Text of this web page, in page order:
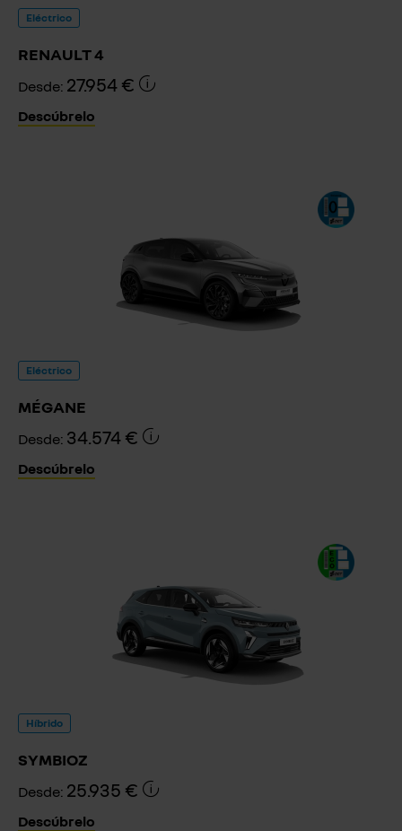
Eléctrico
RENAULT 4
Desde: 27.954 €
Descúbrelo
Eléctrico
MÉGANE
Desde: 34.574 €
Descúbrelo
Híbrido
SYMBIOZ
Desde: 25.935 €
Descúbrelo